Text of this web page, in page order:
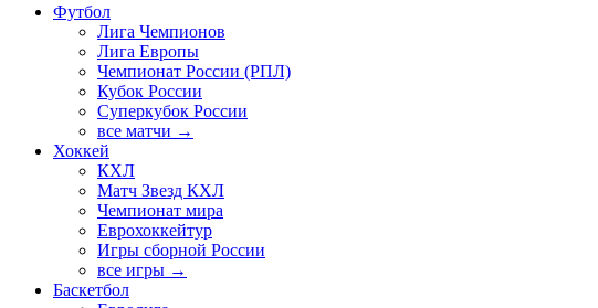
Футбол
Лига Чемпионов
Лига Европы
Чемпионат России (РПЛ)
Кубок России
Суперкубок России
все матчи →
Хоккей
КХЛ
Матч Звезд КХЛ
Чемпионат мира
Еврохоккейтур
Игры сборной России
все игры →
Баскетбол